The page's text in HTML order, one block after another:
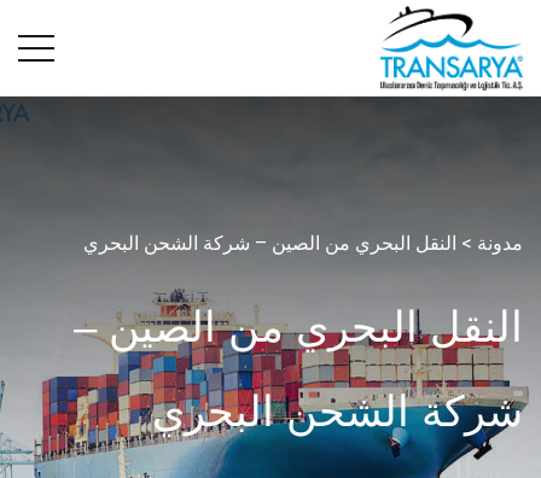
مدونة > النقل البحري من الصين – شركة الشحن البحري
النقل البحري من الصين –
شركة الشحن البحري